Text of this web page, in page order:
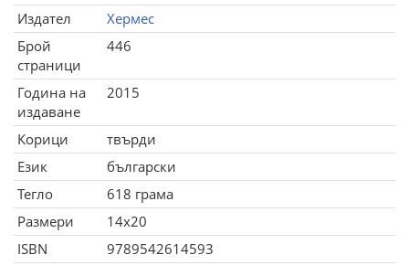
Издател
Хермес
Брой
страници
446
Година на
издаване
2015
Корици
твърди
Език
български
Тегло
618 грама
Размери
14x20
ISBN
9789542614593